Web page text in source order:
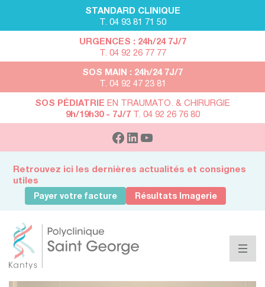
STANDARD CLINIQUE
T. 04 93 81 71 50
URGENCES : 24h/24 7J/7
T. 04 92 26 77 77
SOS MAIN : 24h/24 7J/7
T. 04 92 47 23 81
SOS PÉDIATRIE EN TRAUMATO. & CHIRURGIE
9h/19h30 - 7J/7T. 04 92 26 76 80
Retrouvez ici les dernières actualités et consignes
utiles
Payer votre facture Résultats Imagerie